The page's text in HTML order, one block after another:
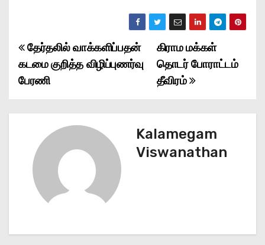
P
o
கிராம மக்கள்
தொடர் போராட்டம்
தீவிரம்
தேர்தலில் வாக்களிப்பதன்
கடமை குறித்த விழிப்புணர்வு
பேரணி
Kalamegam
Viswanathan